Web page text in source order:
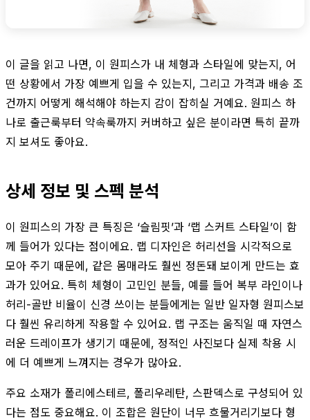
이 글을 읽고 나면, 이 원피스가 내 체형과 스타일에 맞는지, 어
떤 상황에서 가장 예쁘게 입을 수 있는지, 그리고 가격과 배송 조
건까지 어떻게 해석해야 하는지 감이 잡히실 거예요. 원피스 하
나로 출근룩부터 약속룩까지 커버하고 싶은 분이라면 특히 끝까
지 보셔도 좋아요.
상세 정보 및 스펙 분석
이 원피스의 가장 큰 특징은 ‘슬림핏’과 ‘랩 스커트 스타일’이 함
께 들어가 있다는 점이에요. 랩 디자인은 허리선을 시각적으로
모아 주기 때문에, 같은 몸매라도 훨씬 정돈돼 보이게 만드는 효
과가 있어요. 특히 체형이 고민인 분들, 예를 들어 복부 라인이나
허리-골반 비율이 신경 쓰이는 분들에게는 일반 일자형 원피스보
다 훨씬 유리하게 작용할 수 있어요. 랩 구조는 움직일 때 자연스
러운 드레이프가 생기기 때문에, 정적인 사진보다 실제 착용 시
에 더 예쁘게 느껴지는 경우가 많아요.
주요 소재가 폴리에스테르, 폴리우레탄, 스판덱스로 구성되어 있
다는 점도 중요해요. 이 조합은 원단이 너무 흐물거리기보다 형